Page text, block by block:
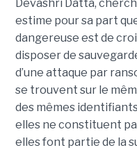
Devashri Datta,
estime pour sa part
dangereuse est de
disposer de
d’une attaque par
se trouvent sur le
des mêmes
elles ne constituent
elles font partie de la